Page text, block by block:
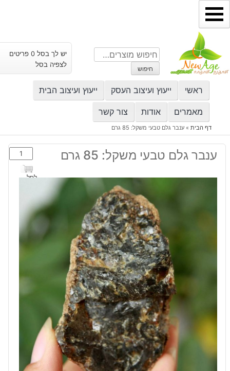
דילוג
לתוכן
חיפוש
עבור:
חיפוש
יש לך בסל 0 פריטים
לצפיה בסל
ראשי ייעוץ ועיצוב העסק ייעוץ ועיצוב הבית
מאמרים אודות צור קשר
דף הבית» ענבר גלם טבעי משקל: 85 גרם
ענבר גלם טבעי משקל: 85 גרם
כמות
של
ענבר
טבעי
משקל:
85
גרם
לסל